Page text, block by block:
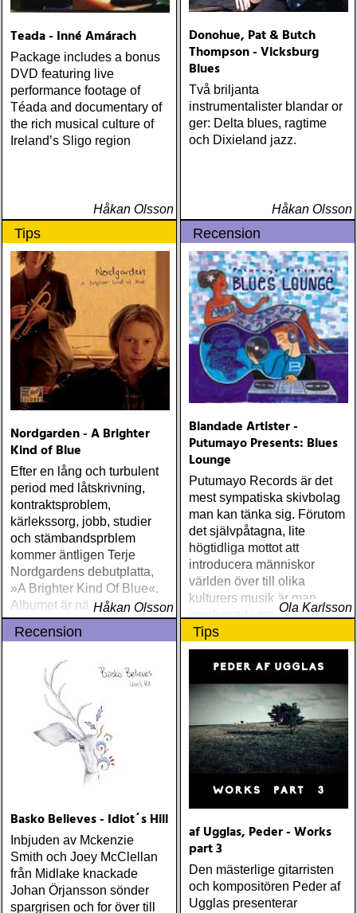
Teada - Inné Amárach
Package includes a bonus
DVD featuring live
performance footage of
Téada and documentary of
the rich musical culture of
Ireland’s Sligo region
Håkan Olsson
Donohue, Pat & Butch
Thompson - Vicksburg
Blues
Två briljanta
instrumentalister blandar or
ger: Delta blues, ragtime
och Dixieland jazz.
Håkan Olsson
Tips
Nordgarden - A Brighter
Kind of Blue
Efter en lång och turbulent
period med låtskrivning,
kontraktsproblem,
kärlekssorg, jobb, studier
och stämbandsprblem
kommer äntligen Terje
Nordgardens debutplatta,
»A Brighter Kind Of Blue«.
Albumet är nära, enkelt och
ärligt och handlar om
upplevelser och historier
Håkan Olsson
Recension
Blandade Artister -
Putumayo Presents: Blues
Lounge
Putumayo Records är det
mest sympatiska skivbolag
man kan tänka sig. Förutom
det självpåtagna, lite
högtidliga mottot att
introducera människor
världen över till olika
kulturers musik är man
involverad i massor av
välgörenhetsprojekt, de
flesta med inriktning på
barn och utbildning
Ola Karlsson
Recension
Basko Believes - Idiot´s Hill
Inbjuden av Mckenzie
Smith och Joey McClellan
från Midlake knackade
Johan Örjansson sönder
spargrisen och for över till
Tips
af Ugglas, Peder - Works
part 3
Den mästerlige gitarristen
och kompositören Peder af
Ugglas presenterar